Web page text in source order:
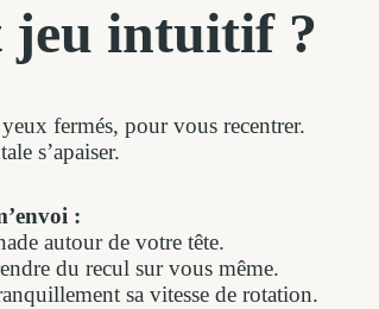
jeu intuitif ?
fermés, pour vous recentrer.
s’apaiser.
:
autour de votre tête.
du recul sur vous même.
sa vitesse de rotation.